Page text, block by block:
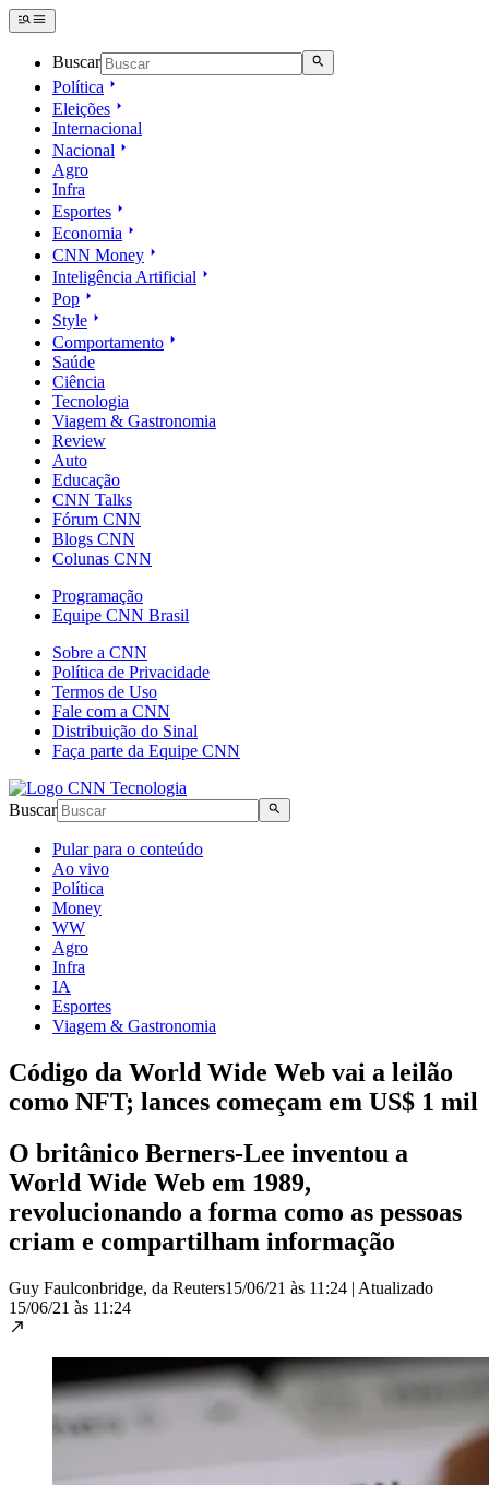
Buscar
Política
Eleições
Internacional
Nacional
Agro
Infra
Esportes
Economia
CNN Money
Inteligência Artificial
Pop
Style
Comportamento
Saúde
Ciência
Tecnologia
Viagem & Gastronomia
Review
Auto
Educação
CNN Talks
Fórum CNN
Blogs CNN
Colunas CNN
Programação
Equipe CNN Brasil
Sobre a CNN
Política de Privacidade
Termos de Uso
Fale com a CNN
Distribuição do Sinal
Faça parte da Equipe CNN
Buscar
Pular para o conteúdo
Ao vivo
Política
Money
WW
Agro
Infra
IA
Esportes
Viagem & Gastronomia
Código da World Wide Web vai a leilão
como NFT; lances começam em US$ 1 mil
O britânico Berners-Lee inventou a
World Wide Web em 1989,
revolucionando a forma como as pessoas
criam e compartilham informação
Guy Faulconbridge, da Reuters15/06/21 às 11:24 | Atualizado
15/06/21 às 11:24